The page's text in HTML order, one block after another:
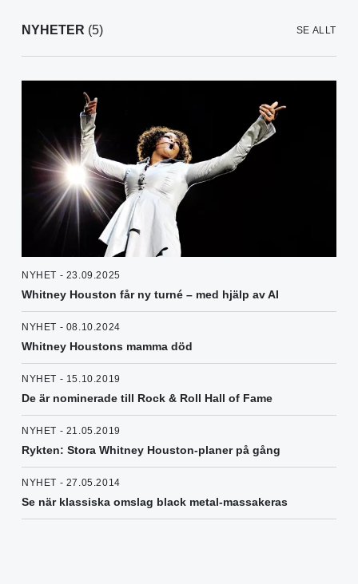
NYHETER (5) SE ALLT
NYHET - 23.09.2025
Whitney Houston får ny turné – med hjälp av AI
NYHET - 08.10.2024
Whitney Houstons mamma död
NYHET - 15.10.2019
De är nominerade till Rock & Roll Hall of Fame
NYHET - 21.05.2019
Rykten: Stora Whitney Houston-planer på gång
NYHET - 27.05.2014
Se när klassiska omslag black metal-massakeras